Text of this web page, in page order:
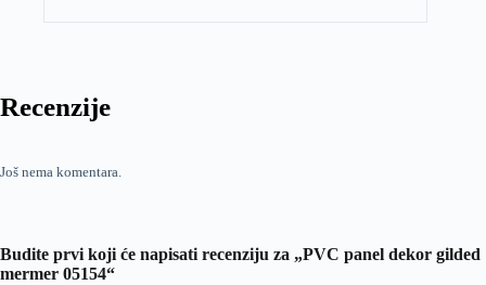
Recenzije
Još nema komentara.
Budite prvi koji će napisati recenziju za „PVC panel dekor gilded
mermer 05154“